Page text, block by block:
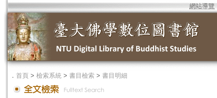
網站導覽
． 首頁 > 檢索系統 > 書目檢索 > 書目明細